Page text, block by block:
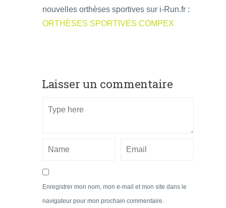
nouvelles orthèses sportives sur i-Run.fr :
ORTHÈSES SPORTIVES COMPEX
Laisser un commentaire
Enregistrer mon nom, mon e-mail et mon site dans le
navigateur pour mon prochain commentaire.